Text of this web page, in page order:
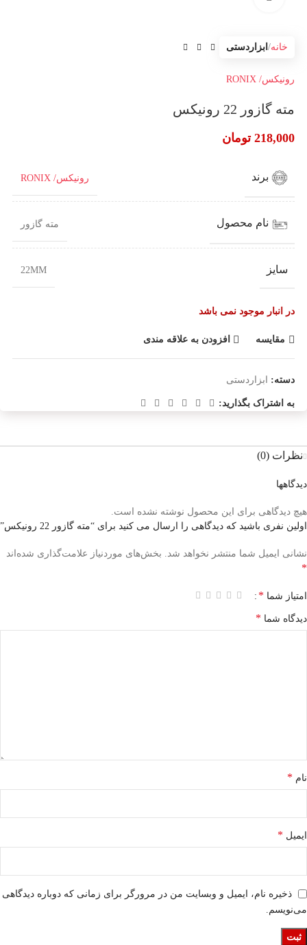
خانه ابزاردستی
رونیکس/ RONIX
مته گازور 22 رونیکس
218,000 تومان
برند رونیکس/ RONIX
نام محصول مته گازور
سایز 22MM
در انبار موجود نمی باشد
مقایسه افزودن به علاقه مندی
دسته: ابزاردستی
به اشتراک بگذارید:
نظرات (0)
دیدگاهها
هیچ دیدگاهی برای این محصول نوشته نشده است.
اولین نفری باشید که دیدگاهی را ارسال می کنید برای “مته گازور 22 رونیکس”
نشانی ایمیل شما منتشر نخواهد شد. بخش‌های موردنیاز علامت‌گذاری شده‌اند
*
امتیاز شما *
دیدگاه شما *
نام *
ایمیل *
ذخیره نام، ایمیل و وبسایت من در مرورگر برای زمانی که دوباره دیدگاهی
می‌نویسم.